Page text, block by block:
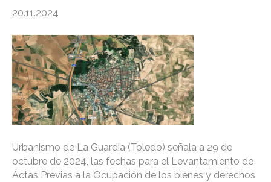
20.11.2024
Urbanismo de La Guardia (Toledo) señala a 29 de
octubre de 2024, las fechas para el Levantamiento de
Actas Previas a la Ocupación de los bienes y derechos